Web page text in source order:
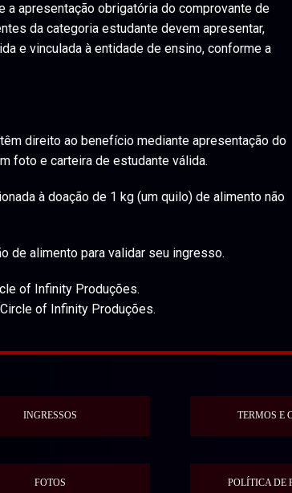
a apresentação obrigatória do comprovante de
da categoria estudante devem apresentar,
e vinculada à entidade de ensino, conforme a
direito ao benefício mediante apresentação do
foto e carteira de estudante válida.
à doação de 1 kg (um quilo) de alimento não
de alimento para validar seu ingresso.
of Infinity Produções.
of Infinity Produções.
INGRESSOS
FOTOS
TERMOS E
POLÍTICA DE